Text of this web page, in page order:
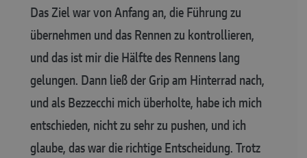
Das Ziel war von Anfang an, die Führung zu
übernehmen und das Rennen zu kontrollieren,
und das ist mir die Hälfte des Rennens lang
gelungen. Dann ließ der Grip am Hinterrad nach,
und als Bezzecchi mich überholte, habe ich mich
entschieden, nicht zu sehr zu pushen, und ich
glaube, das war die richtige Entscheidung. Trotz